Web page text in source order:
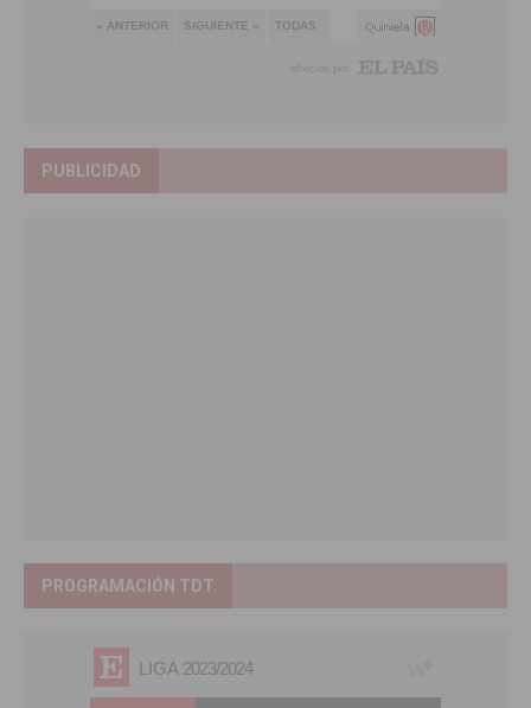
PUBLICIDAD
PROGRAMACIÓN TDT